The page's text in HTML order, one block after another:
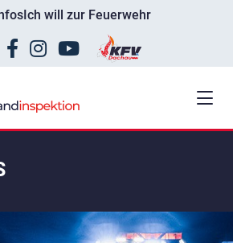
Ich will zur Feuerwehr